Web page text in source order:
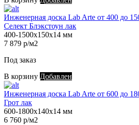
Инженерная доска Lab Arte от 400 до
Селект Блэкстоун лак
400-1500х150х14 мм
7 879 р/м2
Под заказ
В корзину Добавлен
Инженерная доска Lab Arte от 600 до
Грот лак
600-1800х140х14 мм
6 760 р/м2